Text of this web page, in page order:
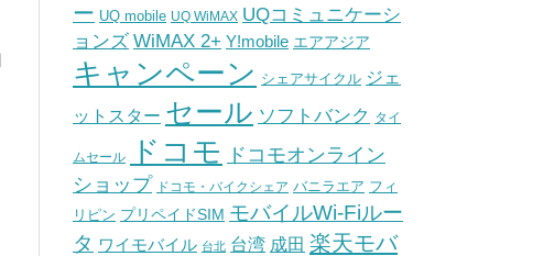
ー UQ mobile UQ WiMAX UQコミュニケーシ
ョンズ WiMAX 2+ Y!mobile エアアジア
キャンペーン シェアサイクル ジェ
ットスター セール ソフトバンク タイ
ムセール ドコモ
ドコモオンライン
ショップ ドコモ・バイクシェア バニラエア フィ
リピン プリペイドSIM モバイルWi-Fiルー
タ ワイモバイル 台北 台湾 成田 楽天モバ